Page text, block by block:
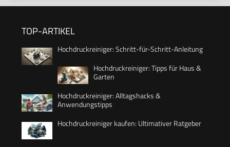
TOP-ARTIKEL
Hochdruckreiniger: Schritt-für-Schritt-Anleitung
Hochdruckreiniger: Tipps für Haus &
Garten
Hochdruckreiniger: Alltagshacks &
Anwendungstipps
Hochdruckreiniger kaufen: Ultimativer Ratgeber